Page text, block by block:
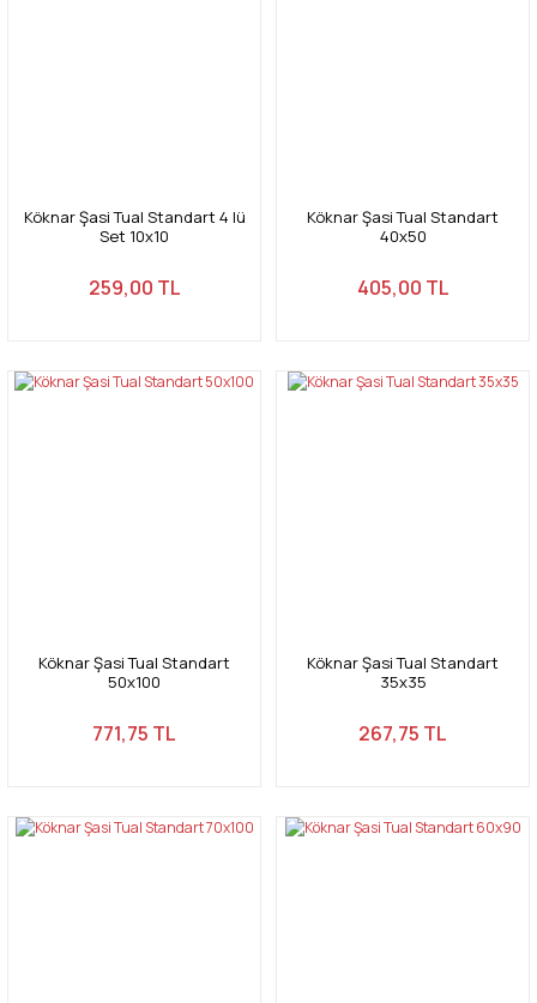
Köknar Şasi Tual Standart 4 lü
Set 10x10
259,00 TL
Köknar Şasi Tual Standart
40x50
405,00 TL
Köknar Şasi Tual Standart
50x100
771,75 TL
Köknar Şasi Tual Standart
35x35
267,75 TL